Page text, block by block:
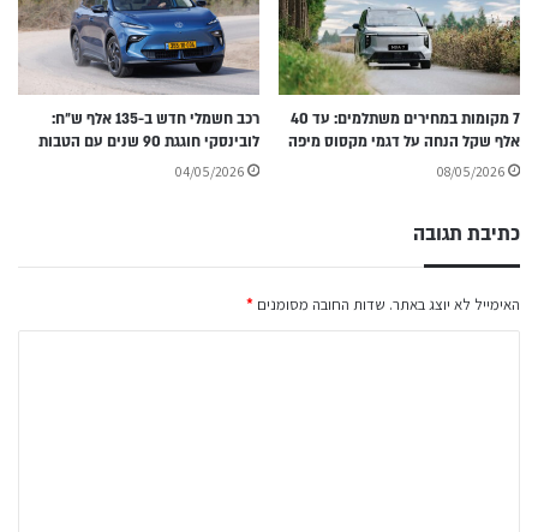
7 מקומות במחירים משתלמים: עד 40
אלף שקל הנחה על דגמי מקסוס מיפה
08/05/2026
רכב חשמלי חדש ב-135 אלף ש״ח:
לובינסקי חוגגת 90 שנים עם הטבות
04/05/2026
כתיבת תגובה
האימייל לא יוצג באתר. שדות החובה מסומנים *